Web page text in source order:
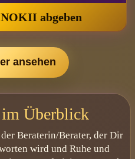
abgeben
Wirklichkeit zu werden das hätte
denke das wir uns demnächst
geht raus an dich.
ansehen
Überblick
Beraterin/Berater, der Dir
wird und Ruhe und